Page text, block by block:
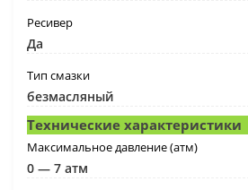
Ресивер
Да
Тип смазки
безмасляный
Технические характеристики
Максимальное давление (атм)
0 — 7 атм